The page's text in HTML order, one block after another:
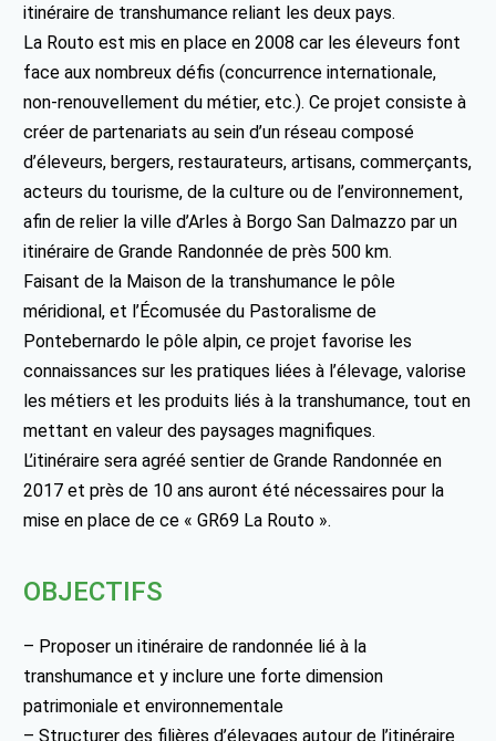
itinéraire de transhumance reliant les deux pays.
La Routo est mis en place en 2008 car les éleveurs font
face aux nombreux défis (concurrence internationale,
non-renouvellement du métier, etc.). Ce projet consiste à
créer de partenariats au sein d’un réseau composé
d’éleveurs, bergers, restaurateurs, artisans, commerçants,
acteurs du tourisme, de la culture ou de l’environnement,
afin de relier la ville d’Arles à Borgo San Dalmazzo par un
itinéraire de Grande Randonnée de près 500 km.
Faisant de la Maison de la transhumance le pôle
méridional, et l’Écomusée du Pastoralisme de
Pontebernardo le pôle alpin, ce projet favorise les
connaissances sur les pratiques liées à l’élevage, valorise
les métiers et les produits liés à la transhumance, tout en
mettant en valeur des paysages magnifiques.
L’itinéraire sera agréé sentier de Grande Randonnée en
2017 et près de 10 ans auront été nécessaires pour la
mise en place de ce « GR69 La Routo ».
OBJECTIFS
– Proposer un itinéraire de randonnée lié à la
transhumance et y inclure une forte dimension
patrimoniale et environnementale
– Structurer des filières d’élevages autour de l’itinéraire